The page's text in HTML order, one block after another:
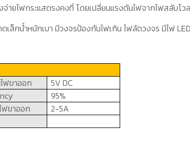
จ่ายไฟกระแสตรงคงที่ โดยเปลี่ยนแรงดันไฟจากไฟสลับโว
เล็กน้ำหนักเบา มีวงจรป้องกันไฟเกิน ไฟลัดวงจร มีไฟ
ฟขาออก
5V DC
95%
ฟขาออก
2-5A